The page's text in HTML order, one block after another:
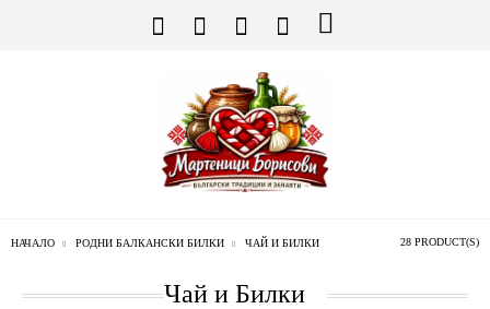
НАЧАЛО РОДНИ БАЛКАНСКИ БИЛКИ ЧАЙ И БИЛКИ 28 PRODUCT(S)
Чай и Билки